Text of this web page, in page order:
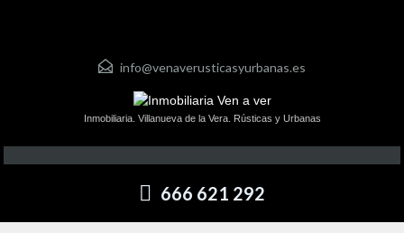
info@venaverusticasyurbanas.es
Inmobiliaria. Villanueva de la Vera. Rústicas y Urbanas
666 621 292